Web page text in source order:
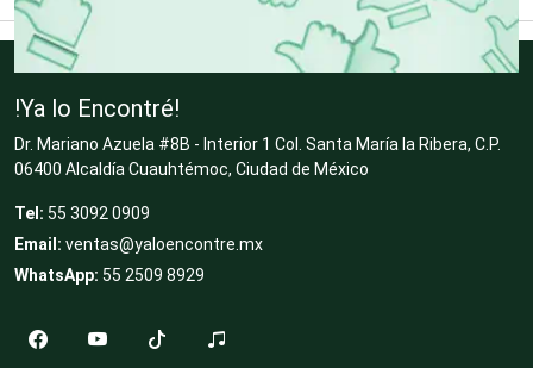
Clínicas de Rehabilitación
Clínicas y Hospitales
Clubes Deportivos
Cocinas Integrales
!Ya lo Encontré!
Dr. Mariano Azuela #8B - Interior 1 Col. Santa María la Ribera, C.P.
06400 Alcaldía Cuauhtémoc, Ciudad de México
Tel: 55 3092 0909
Email: ventas@yaloencontre.mx
WhatsApp: 55 2509 8929